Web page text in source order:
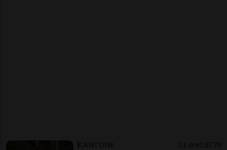
CANTONE 3 ore 3 79